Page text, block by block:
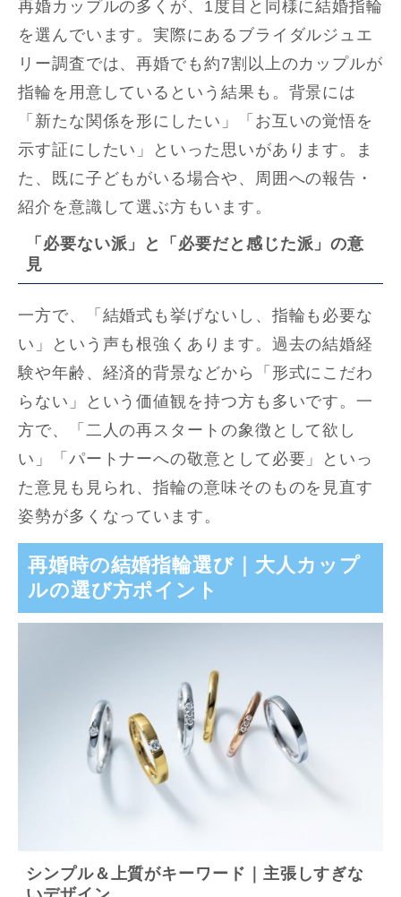
再婚カップルの多くが、1度目と同様に結婚指輪
を選んでいます。実際にあるブライダルジュエ
リー調査では、再婚でも約7割以上のカップルが
指輪を用意しているという結果も。背景には
「新たな関係を形にしたい」「お互いの覚悟を
示す証にしたい」といった思いがあります。ま
た、既に子どもがいる場合や、周囲への報告・
紹介を意識して選ぶ方もいます。
「必要ない派」と「必要だと感じた派」の意
見
一方で、「結婚式も挙げないし、指輪も必要な
い」という声も根強くあります。過去の結婚経
験や年齢、経済的背景などから「形式にこだわ
らない」という価値観を持つ方も多いです。一
方で、「二人の再スタートの象徴として欲し
い」「パートナーへの敬意として必要」といっ
た意見も見られ、指輪の意味そのものを見直す
姿勢が多くなっています。
再婚時の結婚指輪選び｜大人カップ
ルの選び方ポイント
シンプル＆上質がキーワード｜主張しすぎな